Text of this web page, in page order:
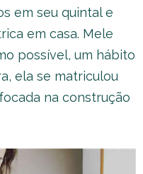
em seu quintal e
em casa. Mele
possível, um hábito
ela se matriculou
na construção